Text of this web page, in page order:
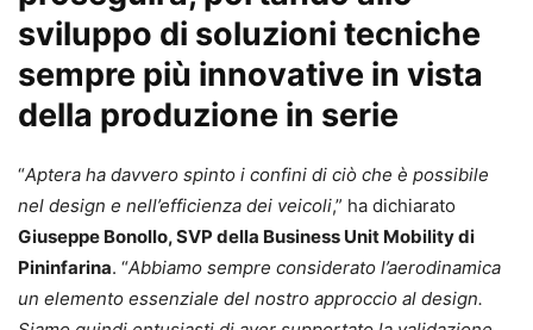
sviluppo di soluzioni tecniche
sempre più innovative in vista
della produzione in serie
“Aptera ha davvero spinto i confini di ciò che è possibile
nel design e nell’efficienza dei veicoli,” ha dichiarato
Giuseppe Bonollo, SVP della Business Unit Mobility di
Pininfarina. “Abbiamo sempre considerato l’aerodinamica
un elemento essenziale del nostro approccio al design.